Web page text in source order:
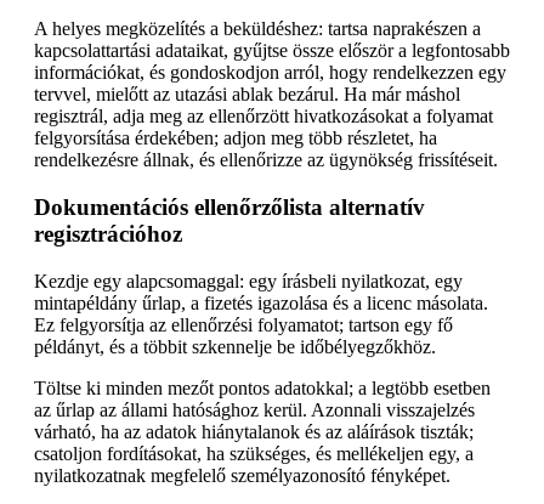
A helyes megközelítés a beküldéshez: tartsa naprakészen a
kapcsolattartási adataikat, gyűjtse össze először a legfontosabb
információkat, és gondoskodjon arról, hogy rendelkezzen egy
tervvel, mielőtt az utazási ablak bezárul. Ha már máshol
regisztrál, adja meg az ellenőrzött hivatkozásokat a folyamat
felgyorsítása érdekében; adjon meg több részletet, ha
rendelkezésre állnak, és ellenőrizze az ügynökség frissítéseit.
Dokumentációs ellenőrzőlista alternatív
regisztrációhoz
Kezdje egy alapcsomaggal: egy írásbeli nyilatkozat, egy
mintapéldány űrlap, a fizetés igazolása és a licenc másolata.
Ez felgyorsítja az ellenőrzési folyamatot; tartson egy fő
példányt, és a többit szkennelje be időbélyegzőkhöz.
Töltse ki minden mezőt pontos adatokkal; a legtöbb esetben
az űrlap az állami hatósághoz kerül. Azonnali visszajelzés
várható, ha az adatok hiánytalanok és az aláírások tiszták;
csatoljon fordításokat, ha szükséges, és mellékeljen egy, a
nyilatkozatnak megfelelő személyazonosító fényképet.